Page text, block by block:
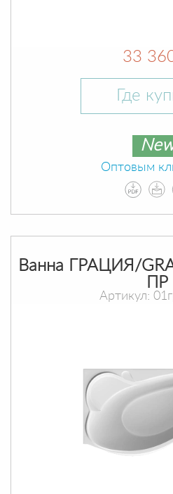
33
Где
Оптовым
Ванна ГРАЦИЯ/
ПР
Артикул: